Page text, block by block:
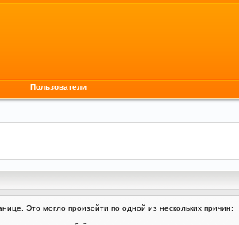
Пользователи
Это могло произойти по одной из нескольких причин: